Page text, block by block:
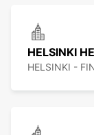
HELSINKI
HELSINKI -